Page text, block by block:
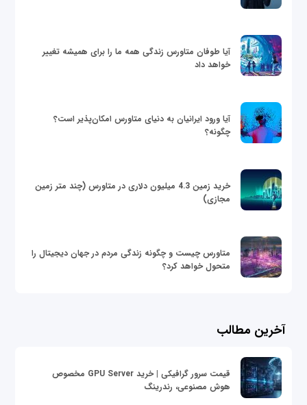
آیا طوفان متاورس زندگی همه ما را برای همیشه تغییر
خواهد داد
آیا ورود ایرانیان به دنیای متاورس امکان‌پذیر است؟
چگونه؟
خرید زمین 4.3 میلیون دلاری در متاورس (چند متر زمین
مجازی)
متاورس چیست و چگونه زندگی مردم در جهان دیجیتال را
متحول خواهد کرد؟
آخرین مطالب
قیمت سرور گرافیکی | خرید GPU Server مخصوص
هوش مصنوعی، رندرینگ